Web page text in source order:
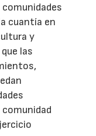
cuantía en
y
las